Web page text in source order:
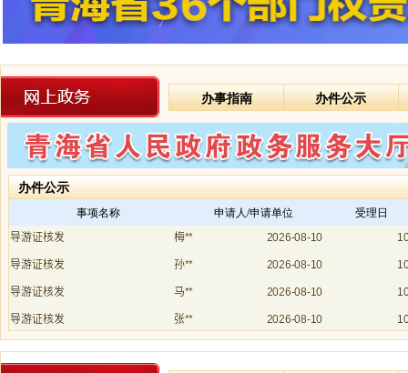
办事指南 办件公示
办件公示
事项名称 申请人/申请单位 受理日